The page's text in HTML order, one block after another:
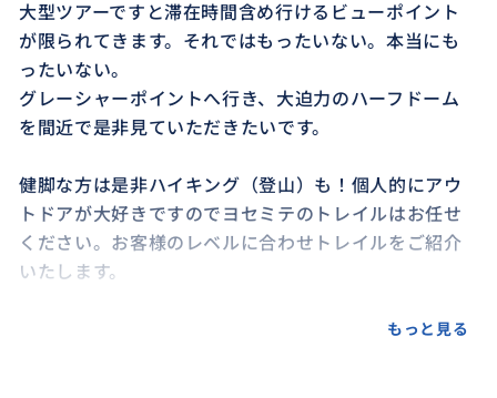
大型ツアーですと滞在時間含め行けるビューポイント
が限られてきます。それではもったいない。本当にも
ったいない。
グレーシャーポイントへ行き、大迫力のハーフドーム
を間近で是非見ていただきたいです。
健脚な方は是非ハイキング（登山）も！個人的にアウ
トドアが大好きですのでヨセミテのトレイルはお任せ
ください。お客様のレベルに合わせトレイルをご紹介
いたします。
もっと見る